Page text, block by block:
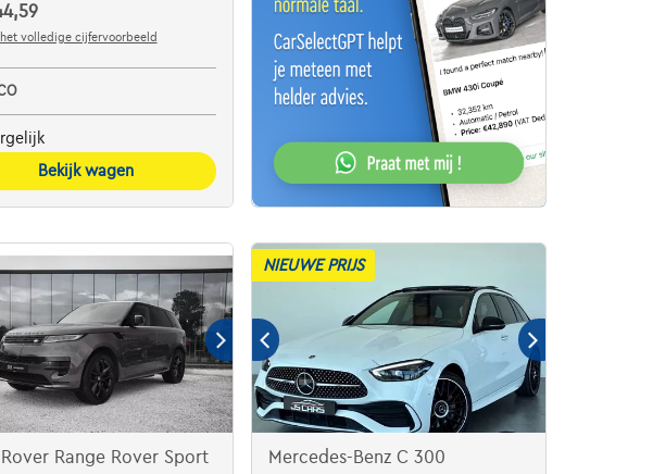
volledige cijfervoorbeeld
Bekijk wagen
Rover Range Rover Sport
NIEUWE PRIJS
Mercedes-Benz C 300